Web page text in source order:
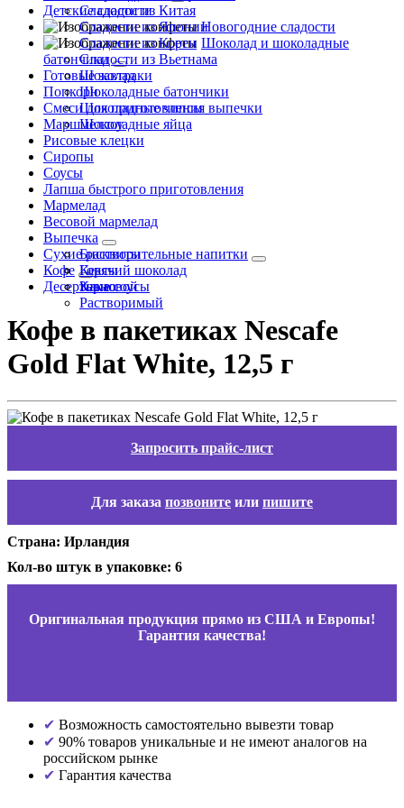
Сладости из Китая
Сладости из Японии
Сладости из Кореи
Сладости из Вьетнама
Детские сладости
Новогодние сладости
Шоколад и шоколадные
батончики
Шоколад
Шоколадные батончики
Шоколадные чипсы
Шоколадные яйца
Готовые завтраки
Попкорн
Смеси для приготовления выпечки
Маршмеллоу
Рисовые клецки
Сиропы
Соусы
Лапша быстрого приготовления
Мармелад
Весовой мармелад
Выпечка
Бисквиты
Кексы
Сухие растворительные напитки
Горячий шоколад
Какао
Кофе
Зерновой
Растворимый
Десертные соусы
Кофе в пакетиках Nescafe
Gold Flat White, 12,5 г
Запросить прайс-лист
Для заказа позвоните или пишите
Страна: Ирландия
Кол-во штук в упаковке: 6
Оригинальная продукция прямо из США и Европы!
Гарантия качества!
Возможность самостоятельно вывезти товар
90% товаров уникальные и не имеют аналогов на
российском рынке
Гарантия качества